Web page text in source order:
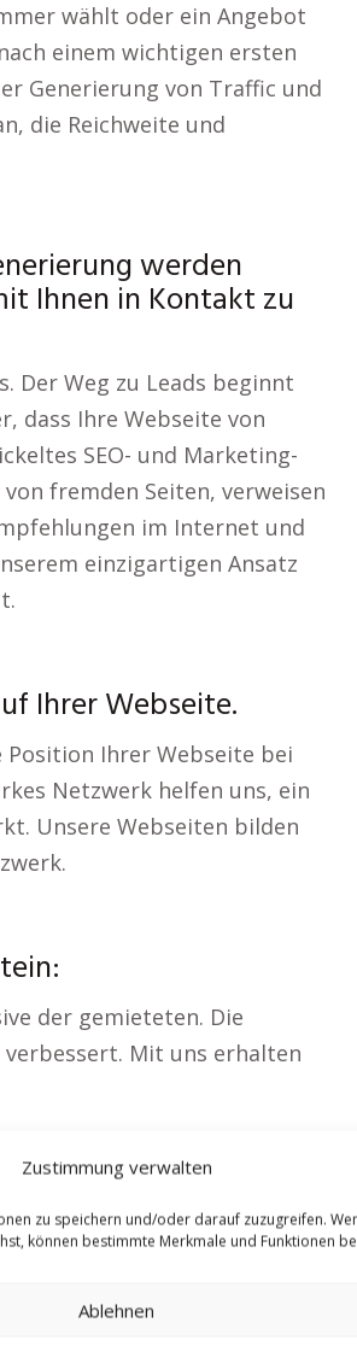
Zustimmung verwalten
zu speichern und/oder darauf zuzugreifen.
können bestimmte Merkmale und Funktionen
Ablehnen
wählt oder ein Angebot
einem wichtigen ersten
Generierung von Traffic und
die Reichweite und
werden
Ihnen in Kontakt zu
Der Weg zu Leads beginnt
dass Ihre Webseite von
SEO- und Marketing-
fremden Seiten, verweisen
im Internet und
einzigartigen Ansatz
Ihrer Webseite.
Ihrer Webseite bei
Netzwerk helfen uns, ein
Unsere Webseiten bilden
der gemieteten. Die
Mit uns erhalten
Diese Webseite wird
Sichtbarkeit optimiert.
Ihre gemietete
das Sichtbarkeit
nicht nur relevant,